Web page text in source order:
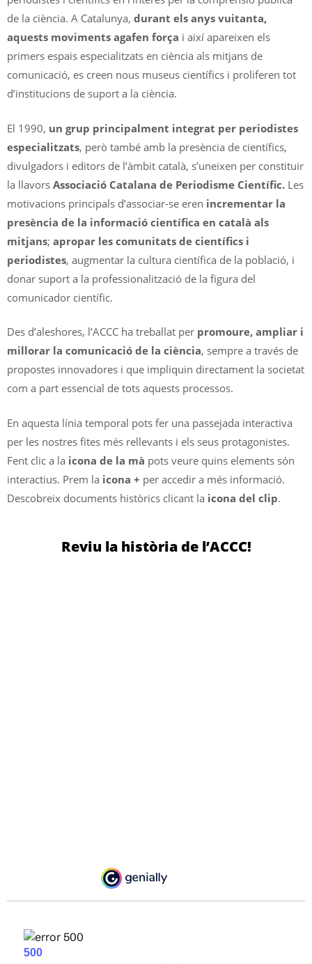
de la ciència. A Catalunya, durant els anys vuitanta,
aquests moviments agafen força i així apareixen els
primers espais especialitzats en ciència als mitjans de
comunicació, es creen nous museus científics i proliferen tot
d’institucions de suport a la ciència.
El 1990, un grup principalment integrat per periodistes
especialitzats, però també amb la presència de científics,
divulgadors i editors de l’àmbit català, s’uneixen per constituir
la llavors Associació Catalana de Periodisme Científic. Les
motivacions principals d’associar-se eren incrementar la
presència de la informació científica en català als
mitjans; apropar les comunitats de científics i
periodistes, augmentar la cultura científica de la població, i
donar suport a la professionalització de la figura del
comunicador científic.
Des d’aleshores, l’ACCC ha treballat per promoure, ampliar i
millorar la comunicació de la ciència, sempre a través de
propostes innovadores i que impliquin directament la societat
com a part essencial de tots aquests processos.
En aquesta línia temporal pots fer una passejada interactiva
per les nostres fites més rellevants i els seus protagonistes.
Fent clic a la icona de la mà pots veure quins elements són
interactius. Prem la icona + per accedir a més informació.
Descobreix documents històrics clicant la icona del clip.
Reviu la història de l’ACCC!